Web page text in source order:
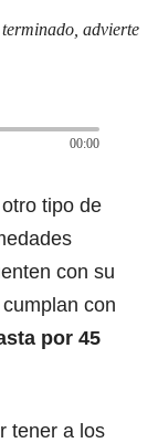
advierte
00:00
tipo de
con su
con
por 45
tener a los